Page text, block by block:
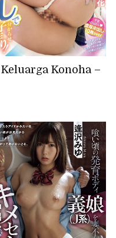
Konoha –